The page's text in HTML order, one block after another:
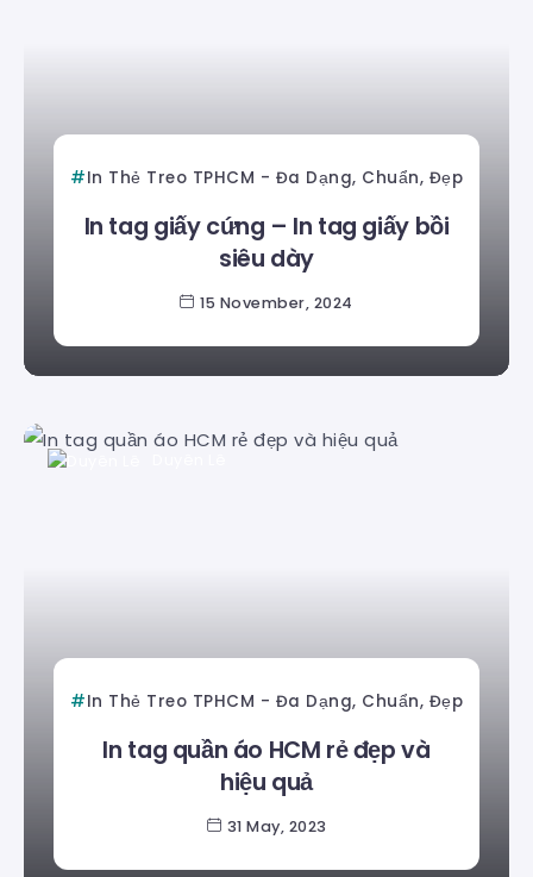
In Thẻ Treo TPHCM - Đa Dạng, Chuẩn, Đẹp
In tag giấy cứng – In tag giấy bồi
siêu dày
15 November, 2024
In Thẻ Treo TPHCM - Đa Dạng, Chuẩn, Đẹp
In tag quần áo HCM rẻ đẹp và
hiệu quả
31 May, 2023